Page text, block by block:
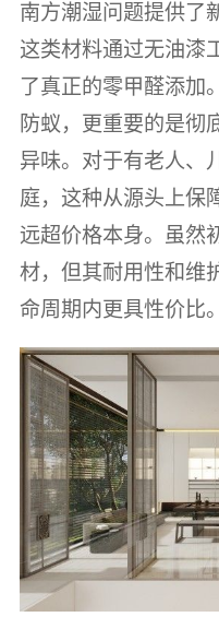
南方潮湿问题提供了
这类材料通过无油漆
了真正的零甲醛添加
防蚁，更重要的是彻
异味。对于有老人、
庭，这种从源头上保
远超价格本身。虽然
材，但其耐用性和维
命周期内更具性价比。